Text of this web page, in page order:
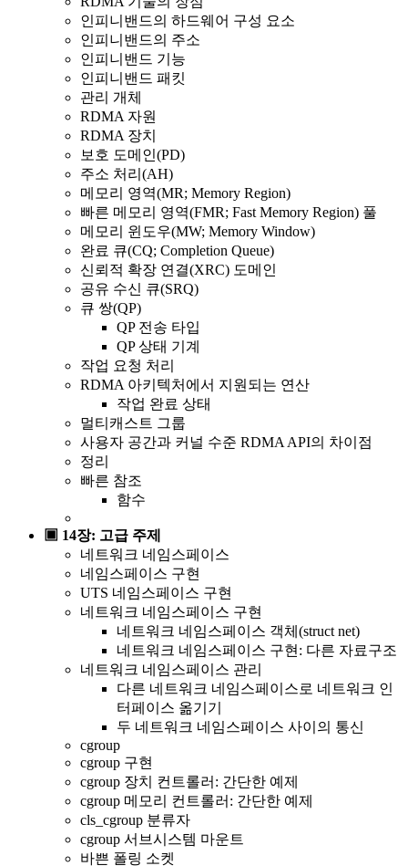
인피니밴드의 하드웨어 구성 요소
인피니밴드의 주소
인피니밴드 기능
인피니밴드 패킷
관리 개체
RDMA 자원
RDMA 장치
보호 도메인(PD)
주소 처리(AH)
메모리 영역(MR; Memory Region)
빠른 메모리 영역(FMR; Fast Memory Region) 풀
메모리 윈도우(MW; Memory Window)
완료 큐(CQ; Completion Queue)
신뢰적 확장 연결(XRC) 도메인
공유 수신 큐(SRQ)
큐 쌍(QP)
QP 전송 타입
QP 상태 기계
작업 요청 처리
RDMA 아키텍처에서 지원되는 연산
작업 완료 상태
멀티캐스트 그룹
사용자 공간과 커널 수준 RDMA API의 차이점
정리
빠른 참조
함수
▣ 14장: 고급 주제
네트워크 네임스페이스
네임스페이스 구현
UTS 네임스페이스 구현
네트워크 네임스페이스 구현
네트워크 네임스페이스 객체(struct net)
네트워크 네임스페이스 구현: 다른 자료구조
네트워크 네임스페이스 관리
다른 네트워크 네임스페이스로 네트워크 인
터페이스 옮기기
두 네트워크 네임스페이스 사이의 통신
cgroup
cgroup 구현
cgroup 장치 컨트롤러: 간단한 예제
cgroup 메모리 컨트롤러: 간단한 예제
cls_cgroup 분류자
cgroup 서브시스템 마운트
바쁜 폴링 소켓